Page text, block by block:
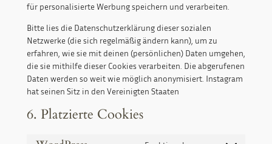
für personalisierte Werbung speichern und verarbeiten.
Bitte lies die Datenschutzerklärung dieser sozialen
Netzwerke (die sich regelmäßig ändern kann), um zu
erfahren, wie sie mit deinen (persönlichen) Daten umgehen,
die sie mithilfe dieser Cookies verarbeiten. Die abgerufenen
Daten werden so weit wie möglich anonymisiert. Instagram
hat seinen Sitz in den Vereinigten Staaten
6. Platzierte Cookies